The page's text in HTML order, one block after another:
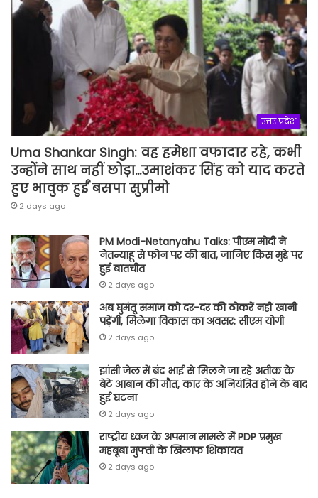
उत्तर प्रदेश
Uma Shankar Singh: वह हमेशा वफादार रहे, कभी
उन्होंने साथ नहीं छोड़ा…उमाशंकर सिंह को याद करते
हुए भावुक हुईं बसपा सुप्रीमो
2 days ago
PM Modi-Netanyahu Talks: पीएम मोदी ने
नेतन्याहू से फोन पर की बात, जानिए किस मुद्दे पर
हुई बातचीत
2 days ago
अब घुमंतू समाज को दर-दर की ठोकरें नहीं खानी
पड़ेंगी, मिलेगा विकास का अवसर: सीएम योगी
2 days ago
झांसी जेल में बंद भाई से मिलने जा रहे अतीक के
बेटे आबान की मौत, कार के अनियंत्रित होने के बाद
हुई घटना
2 days ago
राष्ट्रीय ध्वज के अपमान मामले में PDP प्रमुख
महबूबा मुफ्ती के खिलाफ शिकायत
2 days ago